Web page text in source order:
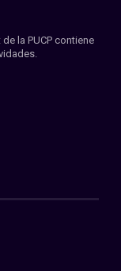
la PUCP contiene